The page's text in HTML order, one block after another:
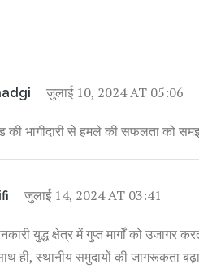
जुलाई 10, 2024 AT 05:06
की भागीदारी से हमले की सफलता को
जुलाई 14, 2024 AT 03:41
युद्ध क्षेत्र में गुप्त मार्गों को उजागर
ही, स्थानीय समुदायों की जागरूकता